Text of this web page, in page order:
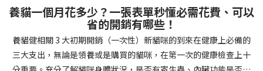
多步驟動作等。使用延遲獎勵技巧，讓幼犬學會即使沒有立即獎勵
也能保持良好行為。引入不同環境中的訓練，如公園、寵物店等，
幫助幼犬在各種情境下都能聽從指令。維持良好習慣 成功的訓練不
是一次性的，而是需要持續維護。即使幼犬已經掌握所有技能，也
要定期複習，防止行為退化。將訓練融入日常生活，如出門前的
的貓咪，如拉肚子超過2-3天，建議直接尋求獸醫師協助。並記得提
供觀察紀錄給予獸醫師進行專業判斷。貓咪拉肚子但精神很好？如
果飼主有發現貓咪拉肚子的情形，但貓咪的精神很好。有可能與飲
食方便相關，回想是否進食新的食物，或是正進行飼料更換的過
咪掉毛原因3. 營養不足貓咪的毛髮健康與營養息息相關！當貓咪飲
食中缺乏必要的蛋白質、脂肪酸（尤其是Omega-3和Omega-
6）、維生素或礦物質時，毛髮就會變得乾燥、脆弱，容易斷裂脫
落。長期餵食低品質或不均衡的貓糧，可能使貓咪營養不良，進而
養貓一個月花多少？一張表單秒懂必需花費、可以
省的開銷有哪些！
養貓健相關 3 大初期開銷（一次性）新貓咪的到來在健康上必備的
三大支出，無論是領養或是購買的貓咪，在第一次的健康檢查上十